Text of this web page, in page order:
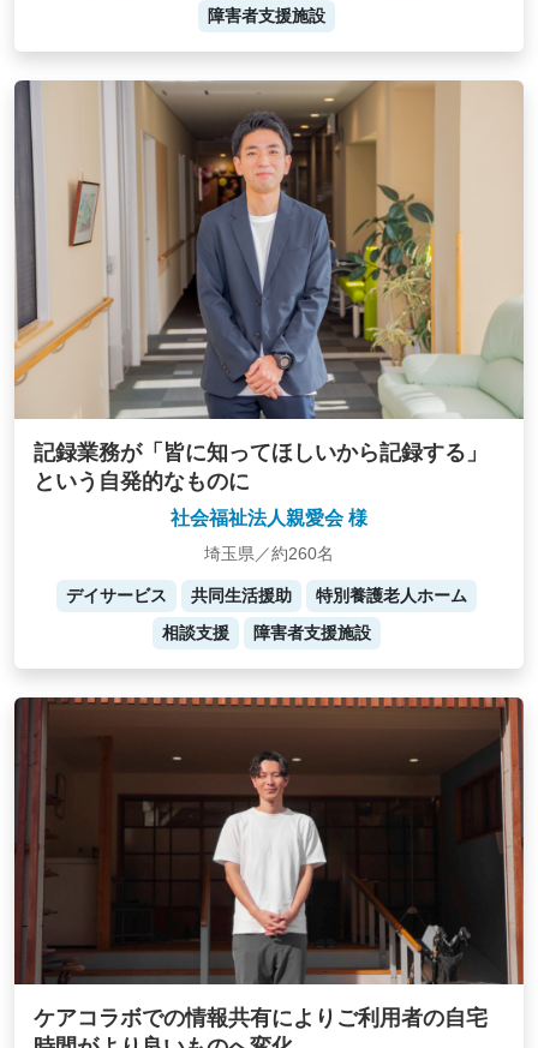
障害者支援施設
記録業務が「皆に知ってほしいから記録する」
という自発的なものに
社会福祉法人親愛会 様
埼玉県／約260名
デイサービス 共同生活援助
特別養護老人ホーム
相談支援
障害者支援施設
ケアコラボでの情報共有によりご利用者の自宅